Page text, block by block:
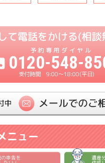
0120-548-
9:00〜18:00(平日)
ニュー
申告を 遺産